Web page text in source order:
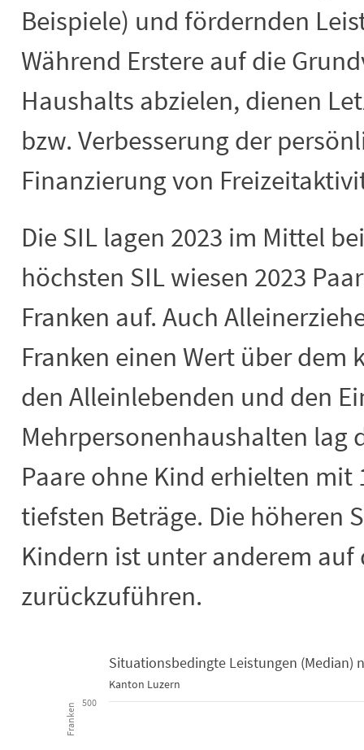
Beispiele) und fördernden
Während Erstere auf die
Haushalts abzielen, dienen
bzw. Verbesserung der
Finanzierung von
Die SIL lagen 2023 im Mittel
höchsten SIL wiesen 2023
Franken auf. Auch
Franken einen Wert über
den Alleinlebenden und den
Mehrpersonenhaushalten lag
Paare ohne Kind erhielten mit
tiefsten Beträge. Die höheren
Kindern ist unter anderem
zurückzuführen.
Situationsbedingte Leistungen
Line chart with 6 lines.
Franken
Situationsbedingte Leistungen (Median)
Kanton Luzern
500